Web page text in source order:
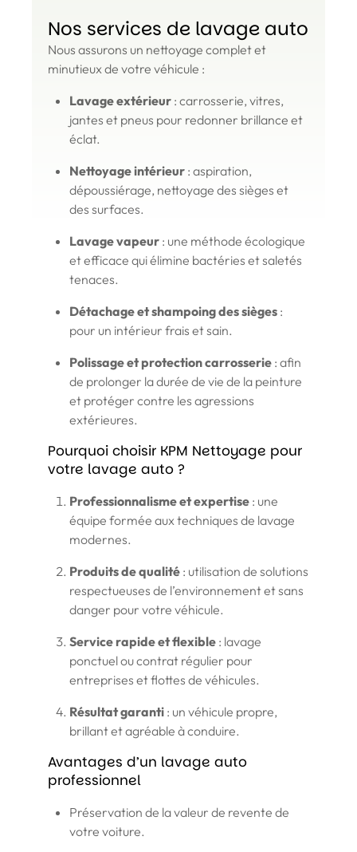
Nos services de lavage auto
Nous assurons un nettoyage complet et
minutieux de votre véhicule :
Lavage extérieur : carrosserie, vitres,
jantes et pneus pour redonner brillance et
éclat.
Nettoyage intérieur : aspiration,
dépoussiérage, nettoyage des sièges et
des surfaces.
Lavage vapeur : une méthode écologique
et efficace qui élimine bactéries et saletés
tenaces.
Détachage et shampoing des sièges :
pour un intérieur frais et sain.
Polissage et protection carrosserie : afin
de prolonger la durée de vie de la peinture
et protéger contre les agressions
extérieures.
Pourquoi choisir KPM Nettoyage pour
votre lavage auto ?
Professionnalisme et expertise : une
équipe formée aux techniques de lavage
modernes.
Produits de qualité : utilisation de solutions
respectueuses de l’environnement et sans
danger pour votre véhicule.
Service rapide et flexible : lavage
ponctuel ou contrat régulier pour
entreprises et flottes de véhicules.
Résultat garanti : un véhicule propre,
brillant et agréable à conduire.
Avantages d’un lavage auto
professionnel
Préservation de la valeur de revente de
votre voiture.